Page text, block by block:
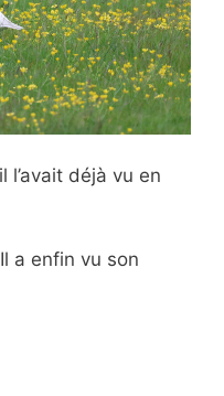
l’avait déjà vu en
a enfin vu son